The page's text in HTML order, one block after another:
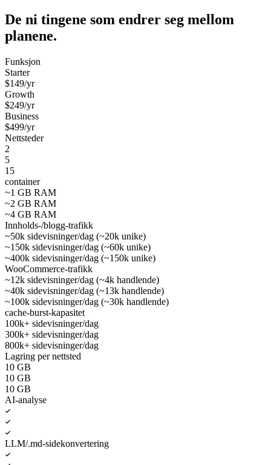
De ni tingene som endrer seg mellom
planene.
Funksjon
Starter
$149/yr
Growth
$249/yr
Business
$499/yr
Nettsteder
2
5
15
container
~1 GB RAM
~2 GB RAM
~4 GB RAM
Innholds-/blogg-trafikk
~50k sidevisninger/dag (~20k unike)
~150k sidevisninger/dag (~60k unike)
~400k sidevisninger/dag (~150k unike)
WooCommerce-trafikk
~12k sidevisninger/dag (~4k handlende)
~40k sidevisninger/dag (~13k handlende)
~100k sidevisninger/dag (~30k handlende)
cache-burst-kapasitet
100k+ sidevisninger/dag
300k+ sidevisninger/dag
800k+ sidevisninger/dag
Lagring per nettsted
10 GB
10 GB
10 GB
AI-analyse
LLM/.md-sidekonvertering